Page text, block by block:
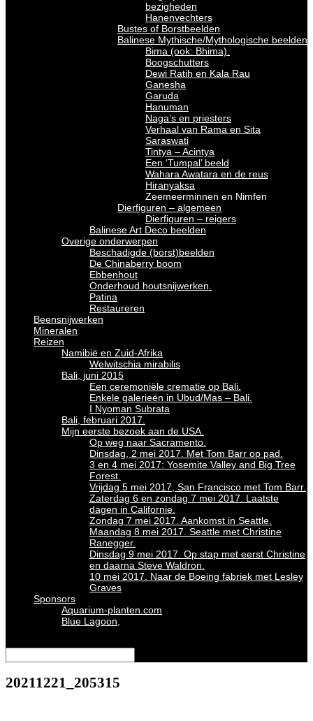
bezigheden
Hanenvechters
Bustes of Borstbeelden
Balinese Mythische/Mythologische beelden
Bima (ook: Bhima).
Boogschutters
Dewi Ratih en Kala Rau
Ganesha
Garuda
Hanuman
Naga’s en priesters
Verhaal van Rama en Sita
Saraswati
Tintya – Acintya
Een ‘Tumpal’ beeld
Wahara Awatara en de reus
Hiranyaksa
Zeemeerminnen en Nimfen
Dierfiguren – algemeen
Dierfiguren – reigers
Balinese Art Deco beelden
Overige onderwerpen
Beschadigde (borst)beelden
De Chinaberry boom
Ebbenhout
Onderhoud houtsnijwerken.
Patina
Restaureren
Beensnijwerken
Mineralen
Reizen
Namibië en Zuid-Afrika
Welwitschia mirabilis
Bali, juni 2015
Een ceremoniële crematie op Bali.
Enkele galerieën in Ubud/Mas – Bali.
I Nyoman Subrata
Bali, februari 2017.
Mijn eerste bezoek aan de USA.
Op weg naar Sacramento.
Dinsdag, 2 mei 2017. Met Tom Barr op pad.
3 en 4 mei 2017: Yosemite Valley and Big Tree
Forest.
Vrijdag 5 mei 2017, San Francisco met Tom Barr.
Zaterdag 6 en zondag 7 mei 2017. Laatste
dagen in Californie.
Zondag 7 mei 2017. Aankomst in Seattle.
Maandag 8 mei 2017. Seattle met Christine
Ranegger.
Dinsdag 9 mei 2017. Op stap met eerst Christine
en daarna Steve Waldron.
10 mei 2017. Naar de Boeing fabriek met Lesley
Graves
Sponsors
Aquarium-planten.com
Blue Lagoon,
20211221_205315